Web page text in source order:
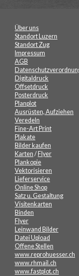
Über uns
Standort Luzern
Standort Zug
Impressum
AGB
Digitaldruck
Offsetdruck
Posterdruck
Planplot
Ausrüsten, Aufziehen
Veredeln
Fine-Art Print
Plakate
Bilder kaufen
Karten / Flyer
Plankopie
Vektorisieren
Lieferservice
Online Shop
Satz u. Gestaltung
Visitenkarten
Binden
Flyer
Leinwand Bilder
Datei Upload
Offene Stellen
www.reprohuesser.ch
www.rhmail.ch
www.fastplot.ch